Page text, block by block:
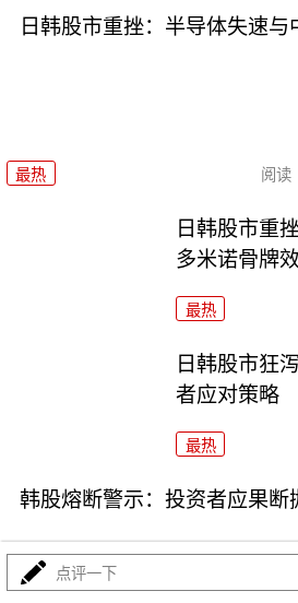
日韩股市重挫：半导体失速
最热 阅读
日韩股市重
多米诺骨牌
最热
日韩股市狂
者应对策略
最热
韩股熔断警示：投资者应果断
点评一下